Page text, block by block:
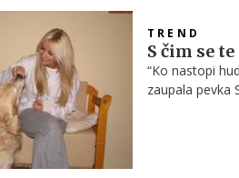
TREND
S čim se
“Ko nastopi
zaupala pevka